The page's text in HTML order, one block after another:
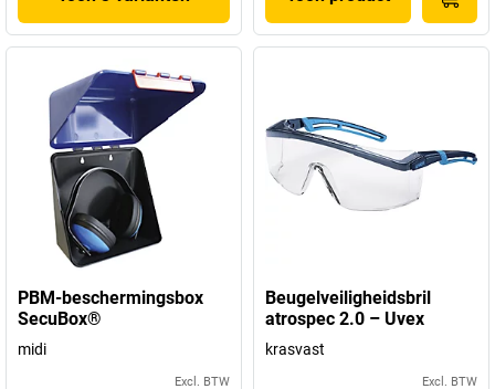
PBM-beschermingsbox
SecuBox®
midi
Excl. BTW
Beugelveiligheidsbril
atrospec 2.0 – Uvex
krasvast
Excl. BTW